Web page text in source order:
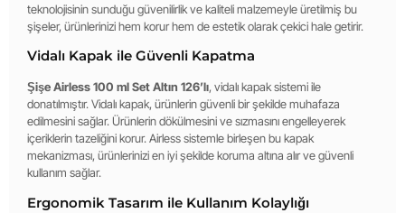
teknolojisinin sunduğu güvenilirlik ve kaliteli malzemeyle üretilmiş bu
şişeler, ürünlerinizi hem korur hem de estetik olarak çekici hale getirir.
Vidalı Kapak ile Güvenli Kapatma
Şişe Airless 100 ml Set Altın 126’lı, vidalı kapak sistemi ile
donatılmıştır. Vidalı kapak, ürünlerin güvenli bir şekilde muhafaza
edilmesini sağlar. Ürünlerin dökülmesini ve sızmasını engelleyerek
içeriklerin tazeliğini korur. Airless sistemle birleşen bu kapak
mekanizması, ürünlerinizi en iyi şekilde koruma altına alır ve güvenli
kullanım sağlar.
Ergonomik Tasarım ile Kullanım Kolaylığı